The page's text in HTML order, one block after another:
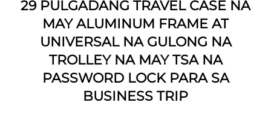
29 PULGADANG TRAVEL CASE NA
MAY ALUMINUM FRAME AT
UNIVERSAL NA GULONG NA
TROLLEY NA MAY TSA NA
PASSWORD LOCK PARA SA
BUSINESS TRIP